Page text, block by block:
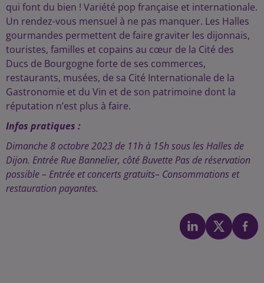
qui font du bien ! Variété pop française et internationale.
Un rendez-vous mensuel à ne pas manquer. Les Halles
gourmandes permettent de faire graviter les dijonnais,
touristes, familles et copains au cœur de la Cité des
Ducs de Bourgogne forte de ses commerces,
restaurants, musées, de sa Cité Internationale de la
Gastronomie et du Vin et de son patrimoine dont la
réputation n’est plus à faire.
Infos pratiques :
Dimanche 8 octobre 2023 de 11h à 15h sous les Halles de
Dijon. Entrée Rue Bannelier, côté Buvette Pas de réservation
possible – Entrée et concerts gratuits– Consommations et
restauration payantes.